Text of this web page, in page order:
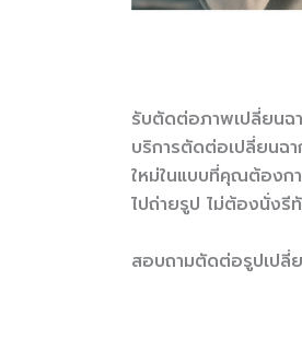
รับตัดต่อภาพเปลี่ยน
บริการตัดต่อเปลี่ยนฉ
ใหม่ในแบบที่คุณต้องก
ไปถ่ายรูป ไม่ต้องนั่งรี
สอบถามตัดต่อรูปเปลี่